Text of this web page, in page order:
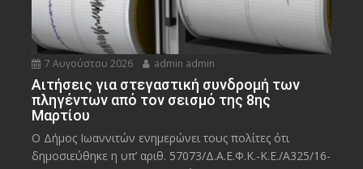
7 Αυγούστου 2026 admin admin
Αιτήσεις για στεγαστική συνδρομή των
πληγέντων από τον σεισμό της 8ης
Μαρτίου
Ο Δήμος Ιωαννιτών ενημερώνει τους πολίτες ότι
δημοσιεύθηκε η υπ’ αριθ. 57073/Δ.Α.Ε.Φ.Κ.-Κ.Ε./Α325/16-